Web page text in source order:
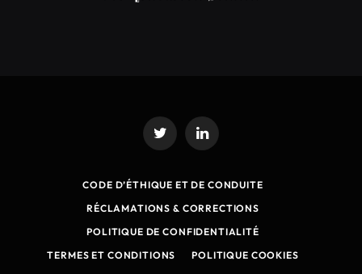
Twitter LinkedIn
CODE D’ÉTHIQUE ET DE CONDUITE
RÉCLAMATIONS & CORRECTIONS
POLITIQUE DE CONFIDENTIALITÉ
TERMES ET CONDITIONS
POLITIQUE COOKIES